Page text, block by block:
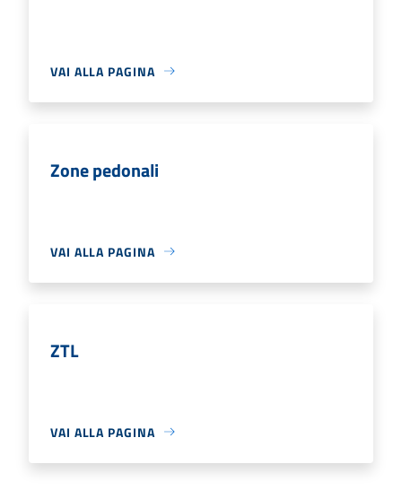
VAI ALLA PAGINA
Zone pedonali
VAI ALLA PAGINA
ZTL
VAI ALLA PAGINA